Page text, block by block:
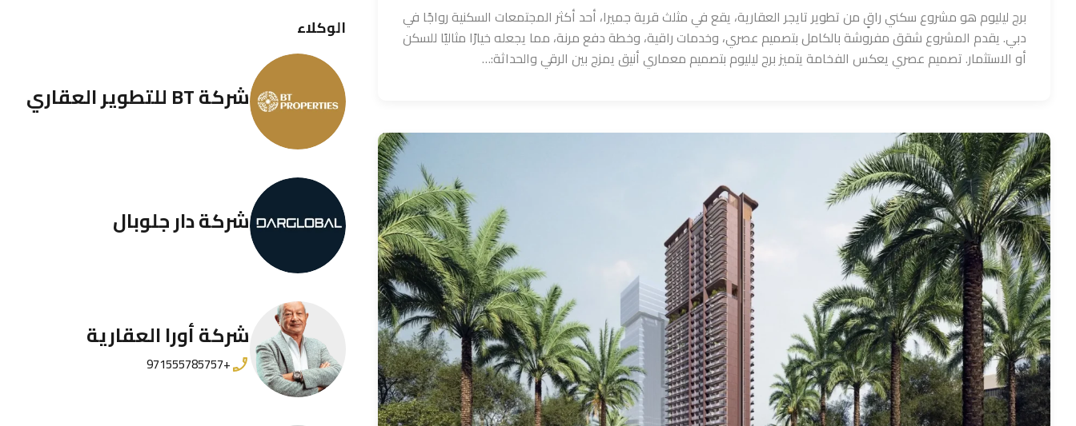
برج ليليوم هو مشروع سكني راقٍ من تطوير تايجر العقارية، يقع في مثلث قرية جميرا، أحد أكثر المجتمعات السكنية رواجًا في
دبي. يقدم المشروع شقق مفروشة بالكامل بتصميم عصري، وخدمات راقية، وخطة دفع مرنة، مما يجعله خيارًا مثاليًا للسكن
أو الاستثمار. تصميم عصري يعكس الفخامة يتميز برج ليليوم بتصميم معماري أنيق يمزج بين الرقي والحداثة:…
الوكلاء
شركة BT للتطوير العقاري
شركة دار جلوبال
شركة أورا العقارية
+971555785757